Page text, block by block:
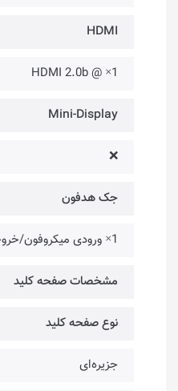
HDMI
1× @ HDMI 2.0b
Mini-Display
❌
جک هدفون
1× ورودی میکروفون/خروجی هدفون
مشخصات صفحه کلید
نوع صفحه کلید
جزیره‌ای